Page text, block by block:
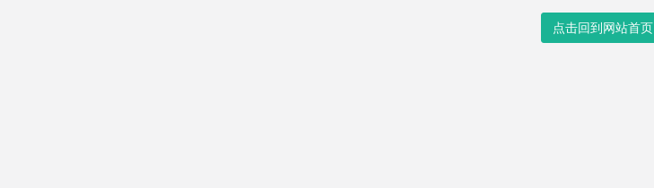
点击回到网站首页